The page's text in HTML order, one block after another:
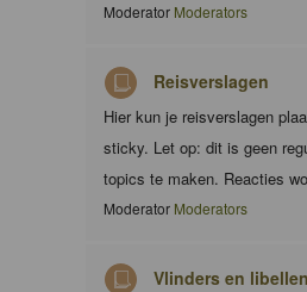
Moderator Moderators
Reisverslagen
Hier kun je reisverslagen
sticky. Let op: dit is geen
topics te maken. Reacties
Moderator Moderators
Vlinders en libellen